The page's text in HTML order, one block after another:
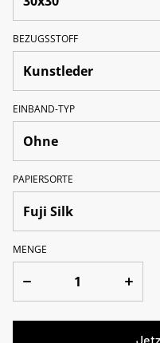
BEZUGSSTOFF
EINBAND-TYP
PAPIERSORTE
MENGE